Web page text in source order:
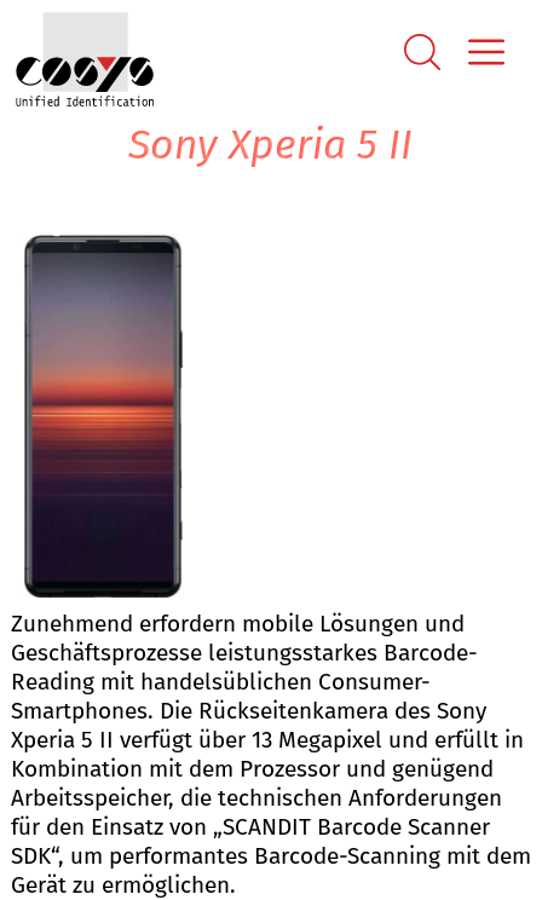
Sony Xperia 5 II
Zunehmend erfordern mobile Lösungen und
Geschäftsprozesse leistungsstarkes Barcode-
Reading mit handelsüblichen Consumer-
Smartphones. Die Rückseitenkamera des Sony
Xperia 5 II verfügt über 13 Megapixel und erfüllt in
Kombination mit dem Prozessor und genügend
Arbeitsspeicher, die technischen Anforderungen
für den Einsatz von „SCANDIT Barcode Scanner
SDK“, um performantes Barcode-Scanning mit dem
Gerät zu ermöglichen.